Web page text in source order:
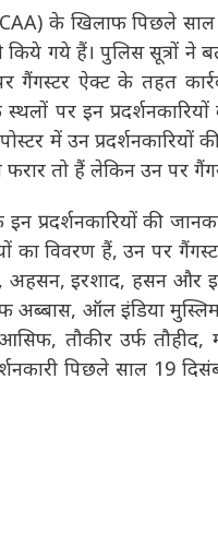
के खिलाफ पिछले
किये गये हैं। पुलिस
पर गैंगस्टर ऐक्ट के तहत
पर इन
में उन
फरार तो हैं लेकिन उन पर
प्रदर्शनकारियों की
का विवरण हैं, उन पर
अहसन, इरशाद, हसन और
अब्बास, ऑल इंडिया
आसिफ, तौकीर उर्फ
पिछले साल 19